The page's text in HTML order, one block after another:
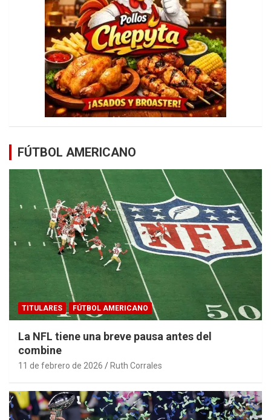
FÚTBOL AMERICANO
TITULARES FÚTBOL AMERICANO
La NFL tiene una breve pausa antes del
combine
11 de febrero de 2026 Ruth Corrales